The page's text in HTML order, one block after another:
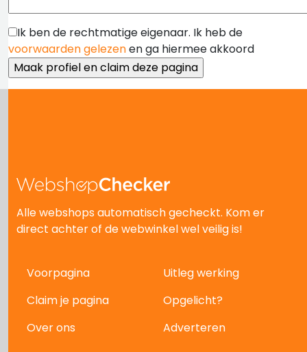
Ik ben de rechtmatige eigenaar. Ik heb de
voorwaarden gelezenen ga hiermee akkoord
Alle webshops automatisch gecheckt. Kom er
direct achter of de webwinkel wel veilig is!
Voorpagina
Uitleg werking
Claim je pagina
Opgelicht?
Over ons
Adverteren